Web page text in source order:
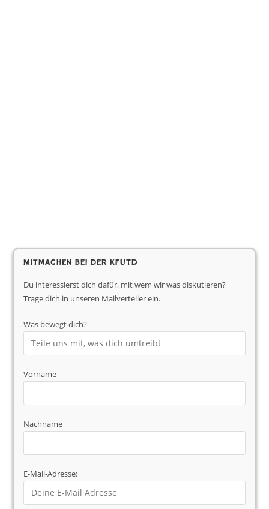
Mitmachen bei der KfUTD
Du interessierst dich dafür, mit wem wir was diskutieren?
Trage dich in unseren Mailverteiler ein.
Was bewegt dich?
Vorname
Nachname
E-Mail-Adresse: